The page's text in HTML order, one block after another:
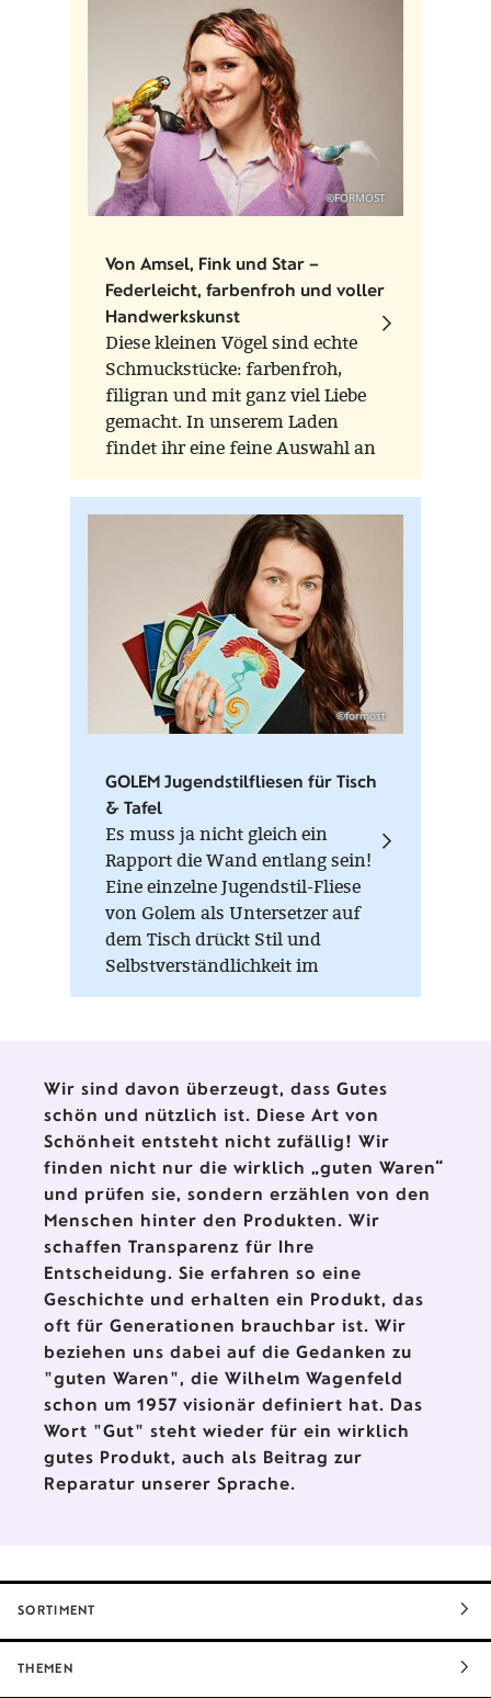
präsent wie am ersten Tag.
Formost lädt Sie dazu ein,
sinnhaft zu verschenken - von
der Verpackung angefangen, bis
zum Produkt.
©FORMOST
Von Amsel, Fink und Star –
Federleicht, farbenfroh und voller
Handwerkskunst
Diese kleinen Vögel sind echte
Schmuckstücke: farbenfroh,
filigran und mit ganz viel Liebe
gemacht. In unserem Laden
findet ihr eine feine Auswahl an
Glasvögeln der Marken Scheler
Ambient Lauscha und Thüringer
Weihnacht aus der
Waldglasbläserei – zwei
Werkstätten, die für
traditionelles Handwerk und
liebevolle Detailarbeit stehen.
©formost
GOLEM Jugendstilfliesen für Tisch
& Tafel
Es muss ja nicht gleich ein
Rapport die Wand entlang sein!
Eine einzelne Jugendstil-Fliese
von Golem als Untersetzer auf
dem Tisch drückt Stil und
Selbstverständlichkeit im
täglichen Gebrauch aus.
Wir sind davon überzeugt, dass Gutes
schön und nützlich ist. Diese Art von
Schönheit entsteht nicht zufällig! Wir
finden nicht nur die wirklich „guten Waren“
und prüfen sie, sondern erzählen von den
Menschen hinter den Produkten. Wir
schaffen Transparenz für Ihre
Entscheidung. Sie erfahren so eine
Geschichte und erhalten ein Produkt, das
oft für Generationen brauchbar ist. Wir
beziehen uns dabei auf die Gedanken zu
"guten Waren", die Wilhelm Wagenfeld
schon um 1957 visionär definiert hat. Das
Wort "Gut" steht wieder für ein wirklich
gutes Produkt, auch als Beitrag zur
Reparatur unserer Sprache.
SORTIMENT
THEMEN